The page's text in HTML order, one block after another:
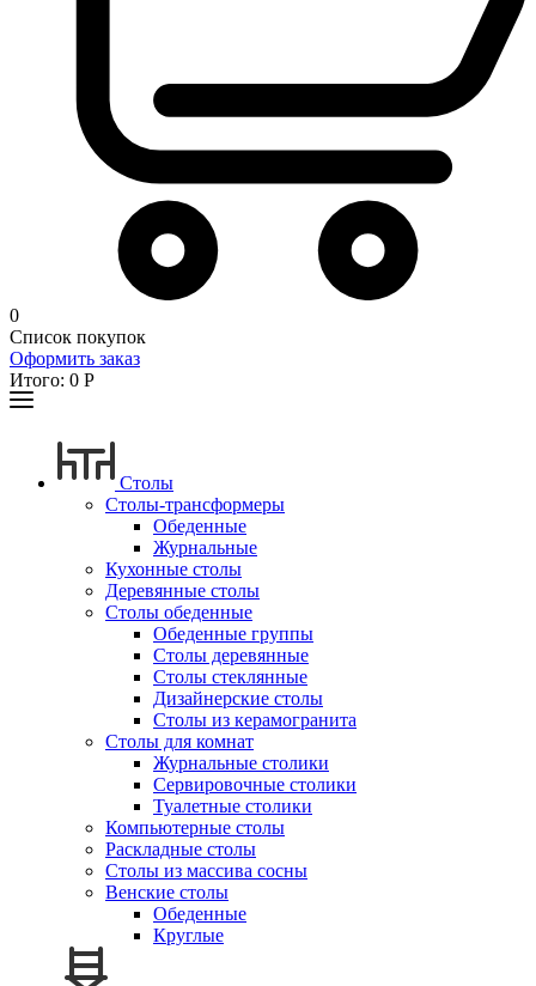
0
Список покупок
Оформить заказ
Итого: 0 Р
Столы
Столы-трансформеры
Обеденные
Журнальные
Кухонные столы
Деревянные столы
Столы обеденные
Обеденные группы
Столы деревянные
Столы стеклянные
Дизайнерские столы
Столы из керамогранита
Столы для комнат
Журнальные столики
Сервировочные столики
Туалетные столики
Компьютерные столы
Раскладные столы
Столы из массива сосны
Венские столы
Обеденные
Круглые